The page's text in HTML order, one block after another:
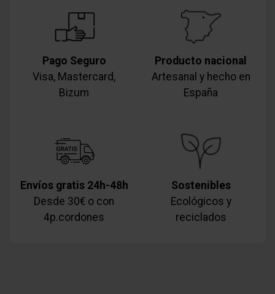
Pago Seguro
Visa, Mastercard,
Bizum
Producto nacional
Artesanal y hecho en
España
Envíos gratis 24h-48h
Desde 30€ o con
4p.cordones
Sostenibles
Ecológicos y
reciclados